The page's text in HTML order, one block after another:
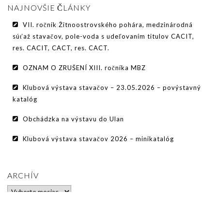
CHOVNÉ PSY
CHOVNÉ SUKY
CHOVATEĽSKÉ STANICE
OČAKÁVANÉ VRHY PP V ROKU 2026
AKCIE
STAVAČOV „MEMORIÁL B. ZEMKA“
SKÚŠKY
NAJNOVŠIE ČLÁNKY
VII. ročník Žitnoostrovského pohára, medzinárodná
súťaž stavačov, pole-voda s udeľovaním titulov CACIT,
res. CACIT, CACT, res. CACT.
OZNAM O ZRUŠENÍ XIII. ročníka MBZ
Klubová výstava stavačov – 23.05.2026 – povýstavný
katalóg
Obchádzka na výstavu do Ulan
Klubová výstava stavačov 2026 – minikatalóg
ARCHÍV
Archív